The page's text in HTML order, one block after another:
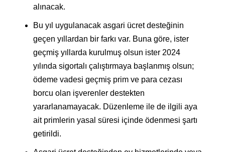
alınacak.
Bu yıl uygulanacak asgari ücret desteğinin
geçen yıllardan bir farkı var. Buna göre, ister
geçmiş yıllarda kurulmuş olsun ister 2024
yılında sigortalı çalıştırmaya başlanmış olsun;
ödeme vadesi geçmiş prim ve para cezası
borcu olan işverenler destekten
yararlanamayacak. Düzenleme ile de ilgili aya
ait primlerin yasal süresi içinde ödenmesi şartı
getirildi.